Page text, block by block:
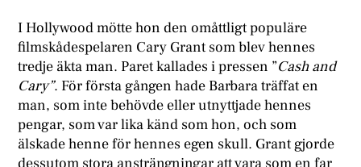
I Hollywood mötte hon den omåttligt populäre
filmskådespelaren Cary Grant som blev hennes
tredje äkta man. Paret kallades i pressen ”Cash and
Cary”. För första gången hade Barbara träffat en
man, som inte behövde eller utnyttjade hennes
pengar, som var lika känd som hon, och som
älskade henne för hennes egen skull. Grant gjorde
dessutom stora ansträngningar att vara som en far